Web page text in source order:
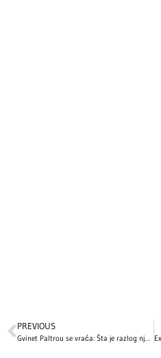
PREVIOUS
Gvinet Paltrou se vraća: Šta je razlog njenog povratka nakon 15 godina?